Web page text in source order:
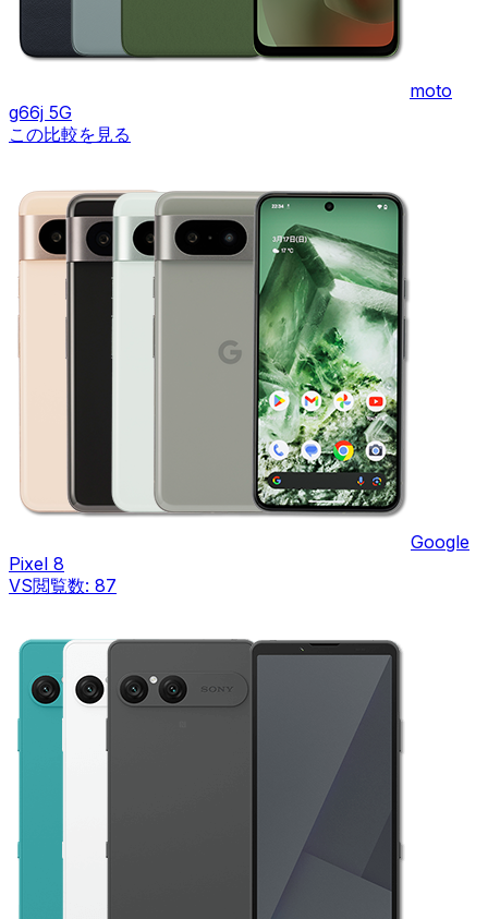
moto
g66j 5G
この比較を見る
Google
Pixel 8
VS閲覧数: 87